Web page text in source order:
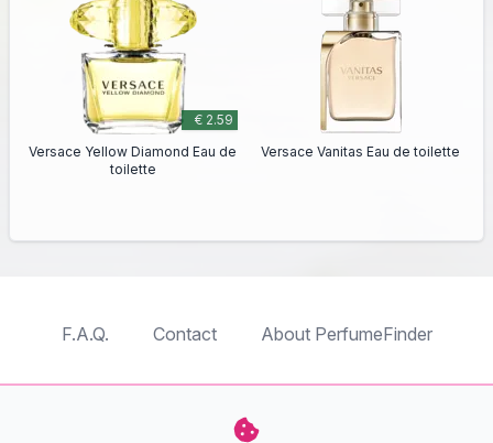
€ 2.59
Versace Yellow Diamond Eau de
toilette
Versace Vanitas Eau de toilette
F.A.Q. Contact About PerfumeFinder